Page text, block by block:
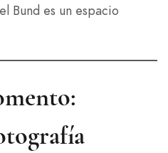
Bund es un espacio